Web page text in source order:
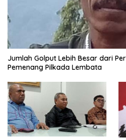
Jumlah Golput Lebih Besar dari
Pemenang Pilkada Lembata